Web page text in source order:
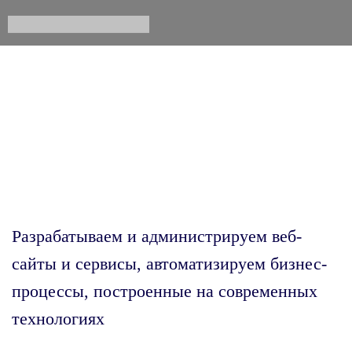
Разрабатываем и администрируем веб-
сайты и сервисы, автоматизируем бизнес-
процессы, построенные на современных
технологиях